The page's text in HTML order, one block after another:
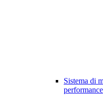
Sistema di
performance